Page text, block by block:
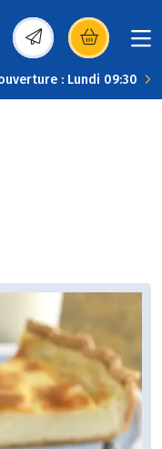
(s’ouvre dans une
: Lundi 09:30